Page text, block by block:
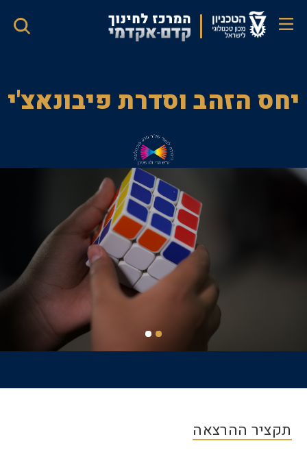
לתוכן
העיקרי
הזהב
יחס הזהב וסדרת פיבונאצ'י
תקציר ההרצאה